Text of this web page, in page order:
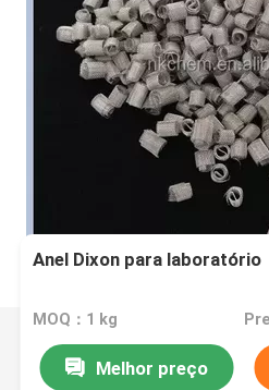
Anel Dixon para laboratório
MOQ：1 kg
Melhor preço